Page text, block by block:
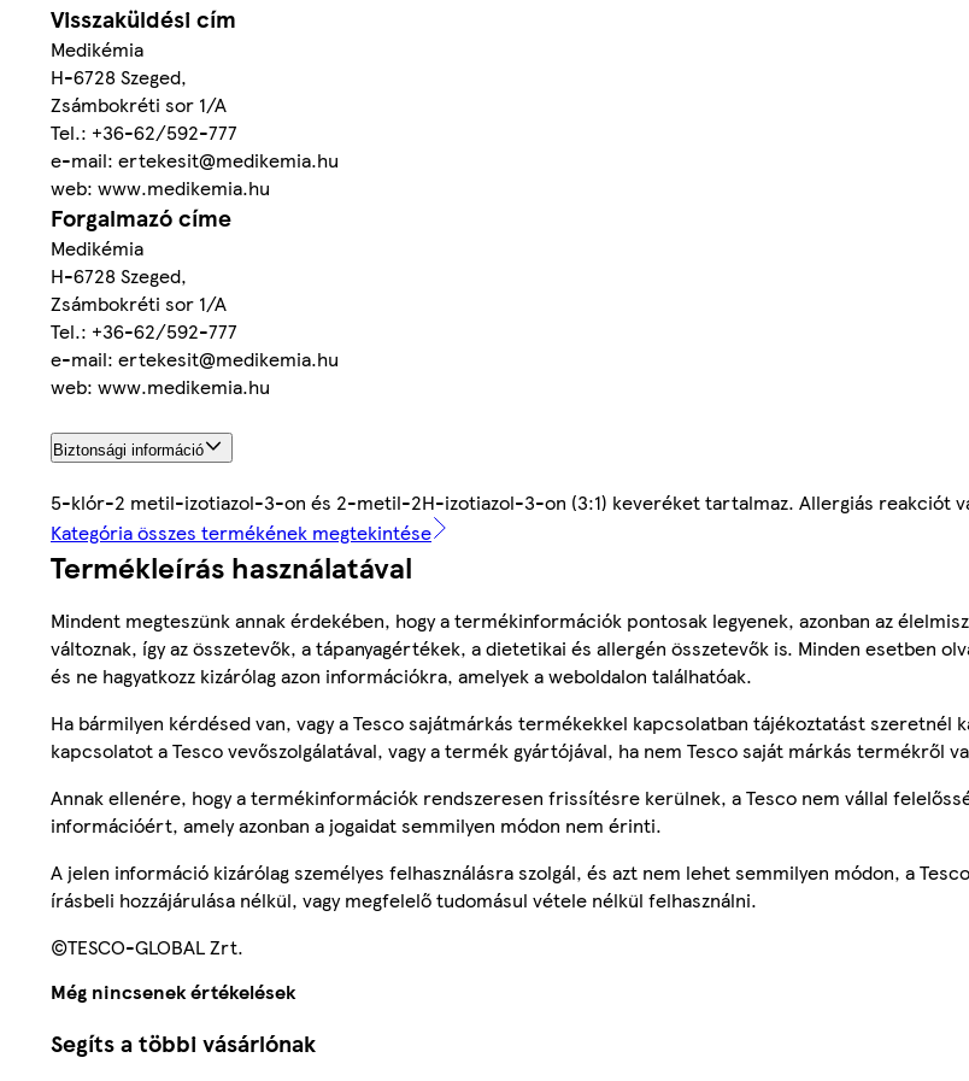
Visszaküldési cím
Medikémia
H-6728 Szeged,
Zsámbokréti sor 1/A
Tel.: +36-62/592-777
e-mail: ertekesit@medikemia.hu
web: www.medikemia.hu
Forgalmazó címe
Medikémia
H-6728 Szeged,
Zsámbokréti sor 1/A
Tel.: +36-62/592-777
e-mail: ertekesit@medikemia.hu
web: www.medikemia.hu
Biztonsági információ
5-klór-2 metil-izotiazol-3-on és 2-metil-2H-izotiazol-3-on (3:1) keveréket tartalmaz. Allergiás reakciót
Kategória összes termékének megtekintése
Termékleírás használatával
Mindent megteszünk annak érdekében, hogy a termékinformációk pontosak legyenek, azonban az
változnak, így az összetevők, a tápanyagértékek, a dietetikai és allergén összetevők is. Minden esetben
és ne hagyatkozz kizárólag azon információkra, amelyek a weboldalon találhatóak.
Ha bármilyen kérdésed van, vagy a Tesco sajátmárkás termékekkel kapcsolatban tájékoztatást szeretnél
kapcsolatot a Tesco vevőszolgálatával, vagy a termék gyártójával, ha nem Tesco saját márkás termékről
Annak ellenére, hogy a termékinformációk rendszeresen frissítésre kerülnek, a Tesco nem vállal
információért, amely azonban a jogaidat semmilyen módon nem érinti.
A jelen információ kizárólag személyes felhasználásra szolgál, és azt nem lehet semmilyen módon, a
írásbeli hozzájárulása nélkül, vagy megfelelő tudomásul vétele nélkül felhasználni.
©TESCO-GLOBAL Zrt.
Még nincsenek értékelések
Segíts a többi vásárlónak